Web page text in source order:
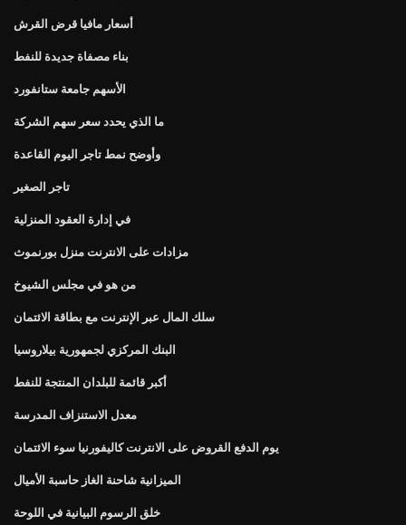
أسعار مافيا قرض القرش
بناء مصفاة جديدة للنفط
الأسهم جامعة ستانفورد
ما الذي يحدد سعر سهم الشركة
وأوضح نمط تاجر اليوم القاعدة
تاجر الصغير
في إدارة العقود المنزلية
مزادات على الانترنت منزل بورنموث
من هو في مجلس الشيوخ
سلك المال عبر الإنترنت مع بطاقة الائتمان
البنك المركزي لجمهورية بيلاروسيا
أكبر قائمة للبلدان المنتجة للنفط
معدل الاستنزاف المدرسة
يوم الدفع القروض على الانترنت كاليفورنيا سوء الائتمان
الميزانية شاحنة الغاز حاسبة الأميال
خلق الرسوم البيانية في اللوحة